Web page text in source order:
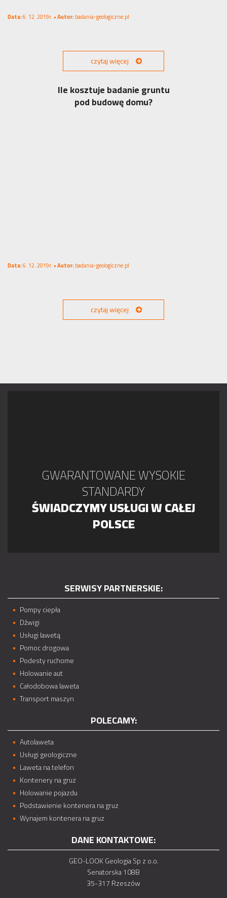
Data:6. 12. 2019r. •Autor:badania-geologiczne.pl
czytaj więcej
Ile kosztuje badanie gruntu
pod budowę domu?
Data:6. 12. 2019r. •Autor:badania-geologiczne.pl
czytaj więcej
GWARANTOWANE WYSOKIE
STANDARDY
ŚWIADCZYMY USŁUGI W CAŁEJ
POLSCE
SERWISY PARTNERSKIE:
Pompy ciepła
Dźwigi
Usługi lawetą
Pomoc drogowa
Podesty ruchome
Holowanie aut
Całodobowa laweta
Transport maszyn
POLECAMY:
Autolaweta
Usługi geologiczne
Laweta na telefon
Kontenery na gruz
Holowanie pojazdu
Podstawienie kontenera na gruz
Wynajem kontenera na gruz
DANE KONTAKTOWE:
GEO-LOOK Geologia Sp z o.o.
Senatorska 108B
35-317 Rzeszów